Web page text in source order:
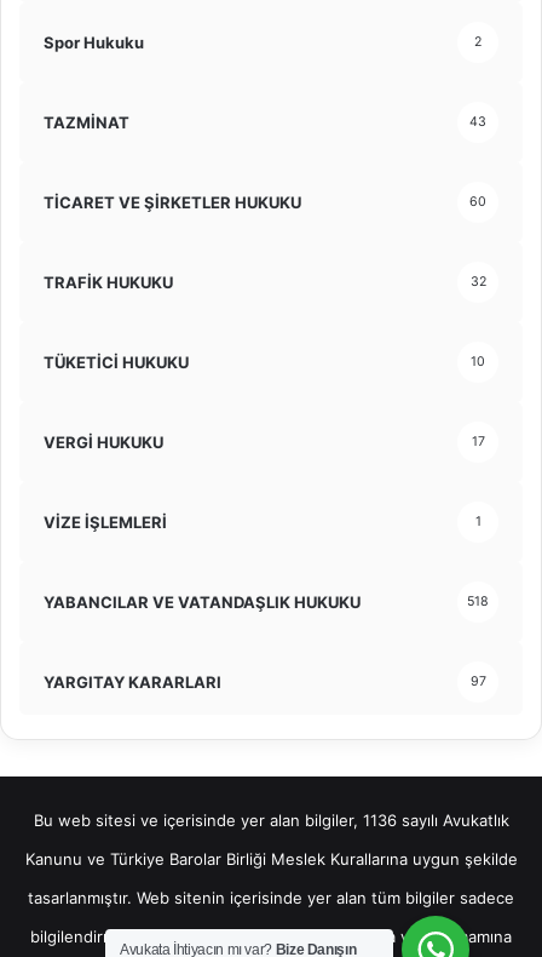
Spor Hukuku 2
TAZMİNAT 43
TİCARET VE ŞİRKETLER HUKUKU 60
TRAFİK HUKUKU 32
TÜKETİCİ HUKUKU 10
VERGİ HUKUKU 17
VİZE İŞLEMLERİ 1
YABANCILAR VE VATANDAŞLIK HUKUKU 518
YARGITAY KARARLARI 97
Bu web sitesi ve içerisinde yer alan bilgiler, 1136 sayılı Avukatlık
Kanunu ve Türkiye Barolar Birliği Meslek Kurallarına uygun şekilde
tasarlanmıştır. Web sitenin içerisinde yer alan tüm bilgiler sadece
bilgilendirme amaçlı olup, bu bilgilerin bir kısmına veya tamamına
Avukata İhtiyacın mı var? Bize Danışın